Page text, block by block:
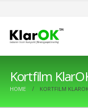
Kortfilm
HOME KORTFILM